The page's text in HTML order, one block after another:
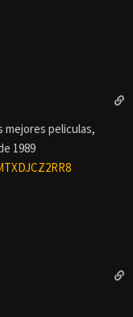
mejores peliculas,
1989